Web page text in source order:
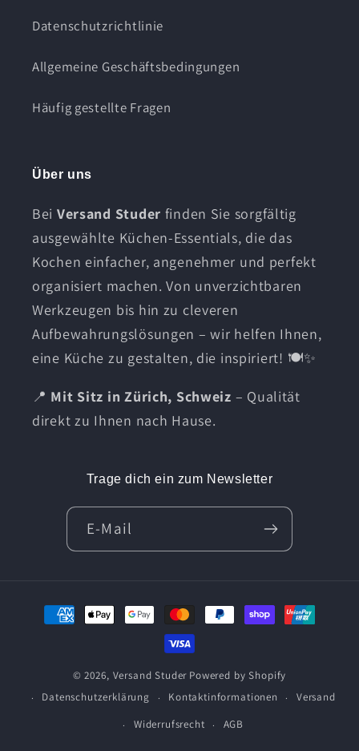
Datenschutzrichtlinie
Allgemeine Geschäftsbedingungen
Häufig gestellte Fragen
Über uns
Bei Versand Studer finden Sie sorgfältig
ausgewählte Küchen-Essentials, die das
Kochen einfacher, angenehmer und perfekt
organisiert machen. Von unverzichtbaren
Werkzeugen bis hin zu cleveren
Aufbewahrungslösungen – wir helfen Ihnen,
eine Küche zu gestalten, die inspiriert! 🍽️✨
📍 Mit Sitz in Zürich, Schweiz – Qualität
direkt zu Ihnen nach Hause.
Trage dich ein zum Newsletter
E-Mail
Zahlungsmethoden
© 2026, Versand Studer Powered by Shopify
Datenschutzerklärung
Kontaktinformationen Versand
Widerrufsrecht AGB